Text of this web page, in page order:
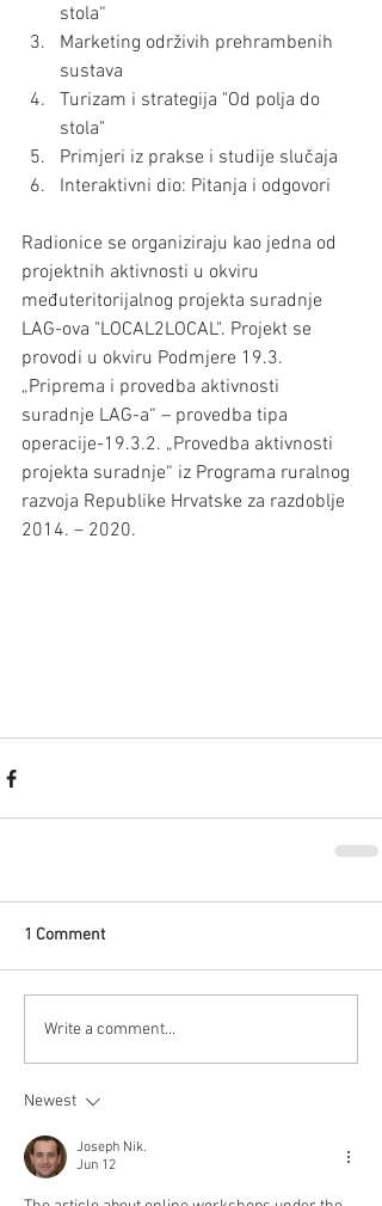
stola“
Marketing održivih prehrambenih
sustava
Turizam i strategija "Od polja do
stola"
Primjeri iz prakse i studije slučaja
Interaktivni dio: Pitanja i odgovori
Radionice se organiziraju kao jedna od
projektnih aktivnosti u okviru
međuteritorijalnog projekta suradnje
LAG-ova "LOCAL2LOCAL". Projekt se
provodi u okviru Podmjere 19.3.
„Priprema i provedba aktivnosti
suradnje LAG-a“ – provedba tipa
operacije-19.3.2. „Provedba aktivnosti
projekta suradnje“ iz Programa ruralnog
razvoja Republike Hrvatske za razdoblje
2014. – 2020.
1 Comment
Write a comment...
Newest
Joseph Nik.
Jun 12